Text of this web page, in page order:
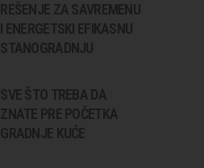
REŠENJE ZA SAVREMENU
I ENERGETSKI EFIKASNU
STANOGRADNJU
SVE ŠTO TREBA DA
ZNATE PRE POČETKA
GRADNJE KUĆE